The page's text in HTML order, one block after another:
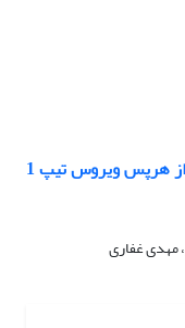
اولین گزارش وقوع میلوانسفالوپاتی ناشی از هرپس ویروس تیپ 1
مهدی غفاری